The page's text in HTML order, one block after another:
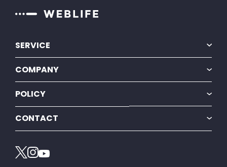
SERVICE
BiNDec
BiNDup
COMPANY
会社情報
ニュースリリース
プレスリリース
POLICY
プライバシーポリシー
電子公告・決算公告
CONTACT
カスタマーサポート